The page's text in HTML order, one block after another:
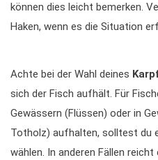
können dies leicht bemerken.
Haken, wenn es die Situation
Achte bei der Wahl deines
sich der Fisch aufhält. Für
Gewässern (Flüssen) oder in
Totholz) aufhalten, solltest du
wählen. In anderen Fällen reicht